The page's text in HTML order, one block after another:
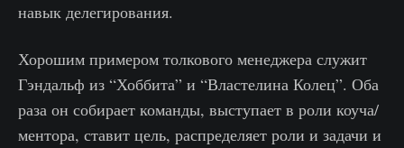
навык делегирования.
Хорошим примером толкового менеджера служит
Гэндальф из “Хоббита” и “Властелина Колец”. Оба
раза он собирает команды, выступает в роли коуча/
ментора, ставит цель, распределяет роли и задачи и